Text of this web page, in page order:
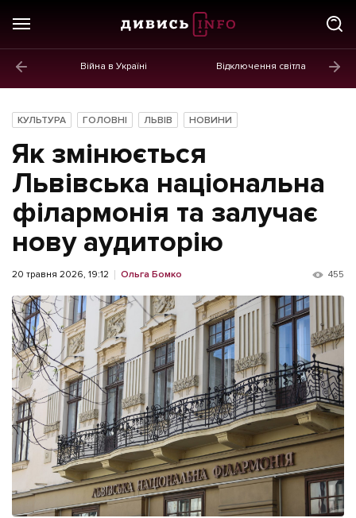
Війна в Україні Відключення світла
Новини
Політика
Економіка
Бізнес
Життя
Культура
Афіша
ІНШЕ
Інтерв'ю
Картки
Репортаж
Розслідування
Погляди
Прес-релізи
Фото/Відео
Made in Lviv
КУЛЬТУРА ГОЛОВНІ ЛЬВІВ НОВИНИ
Як змінюється
Львівська національна
філармонія та залучає
нову аудиторію
20 травня 2026, 19:12 Ольга Бомко 455